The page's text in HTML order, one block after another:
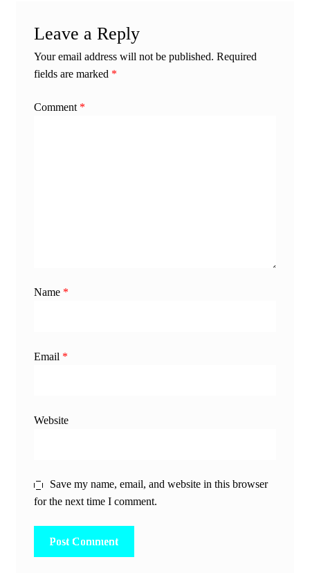
Leave a Reply
Your email address will not be published. Required
fields are marked *
Comment *
Name *
Email *
Website
Save my name, email, and website in this browser
for the next time I comment.